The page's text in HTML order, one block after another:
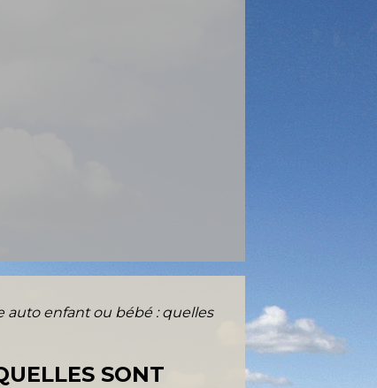
auto enfant ou bébé : quelles
SONT